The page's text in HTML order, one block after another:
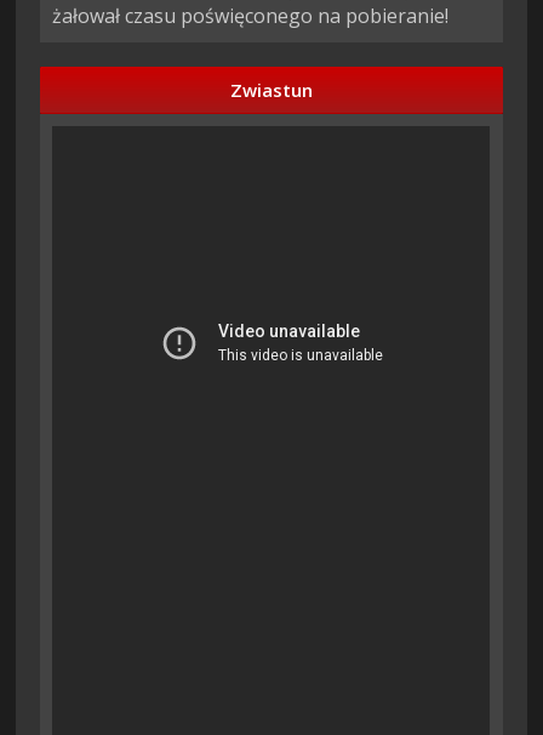
żałował czasu poświęconego na pobieranie!
Zwiastun